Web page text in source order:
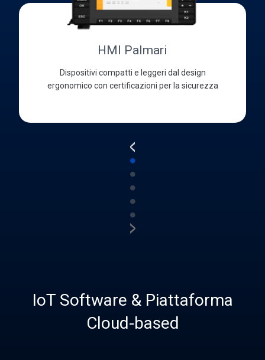
HMI Palmari
Dispositivi compatti e leggeri dal design
ergonomico con certificazioni per la sicurezza
<
●
●
●
●
●
>
IoT Software & Piattaforma
Cloud-based